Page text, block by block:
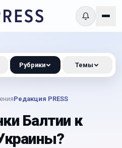
Редакция PRESS
Балтии к
Рубрики Темы